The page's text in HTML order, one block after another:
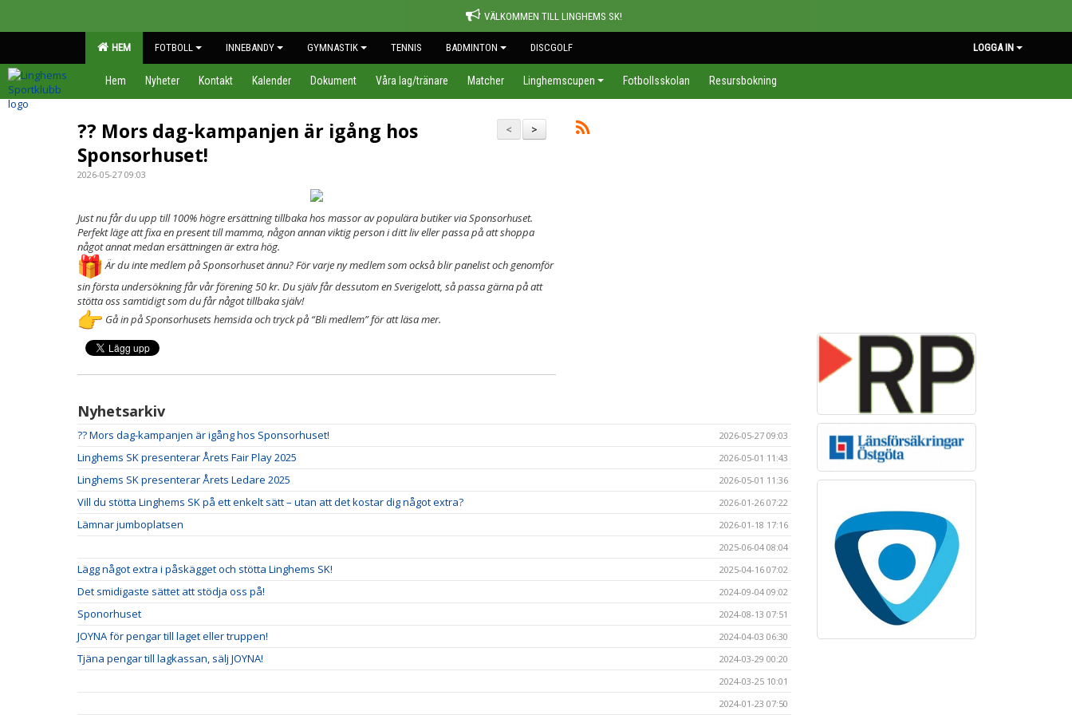
VÄLKOMMEN TILL LINGHEMS SK!
HEM FOTBOLL INNEBANDY GYMNASTIK TENNIS BADMINTON DISCGOLF LOGGA IN
Hem Nyheter Kontakt Kalender Dokument Våra lag/tränare Matcher Linghemscupen Fotbollsskolan Resursbokning
>
<
?? Mors dag-kampanjen är igång hos
Sponsorhuset!
2026-05-27 09:03
Just nu får du upp till 100% högre ersättning tillbaka hos massor av populära butiker via Sponsorhuset.
Perfekt läge att fixa en present till mamma, någon annan viktig person i ditt liv eller passa på att shoppa
något annat medan ersättningen är extra hög.
Är du inte medlem på Sponsorhuset ännu? För varje ny medlem som också blir panelist och genomför
sin första undersökning får vår förening 50 kr. Du själv får dessutom en Sverigelott, så passa gärna på att
stötta oss samtidigt som du får något tillbaka själv!
Gå in på Sponsorhusets hemsida och tryck på “Bli medlem” för att läsa mer.
Nyhetsarkiv
?? Mors dag-kampanjen är igång hos Sponsorhuset! 2026-05-27 09:03
Linghems SK presenterar Årets Fair Play 2025 2026-05-01 11:43
Linghems SK presenterar Årets Ledare 2025 2026-05-01 11:36
Vill du stötta Linghems SK på ett enkelt sätt – utan att det kostar dig något extra? 2026-01-26 07:22
Lämnar jumboplatsen
2026-01-18 17:16
2025-06-04 08:04
Lägg något extra i påskägget och stötta Linghems SK! 2025-04-16 07:02
Det smidigaste sättet att stödja oss på! 2024-09-04 09:02
Sponorhuset 2024-08-13 07:51
JOYNA för pengar till laget eller truppen! 2024-04-03 06:30
Tjäna pengar till lagkassan, sälj JOYNA!
2024-03-29 00:20
2024-03-25 10:01
2024-01-23 07:50